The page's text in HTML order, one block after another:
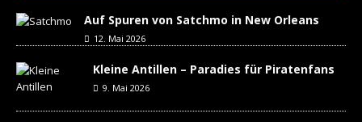
Auf Spuren von Satchmo in New Orleans
12. Mai 2026
Kleine Antillen – Paradies für Piratenfans
9. Mai 2026